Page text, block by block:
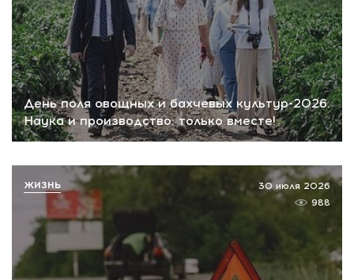
День поля овощных и бахчевых культур-2026.
Наука и производство: только вместе!
30 июля 2026
988
ЖИЗНЬ